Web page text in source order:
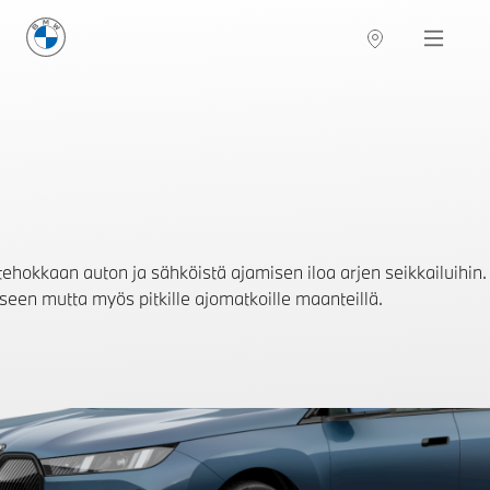
BMW Suomi Navigation
auton ja sähköistä ajamisen iloa arjen
mutta myös pitkille ajomatkoille maanteillä.